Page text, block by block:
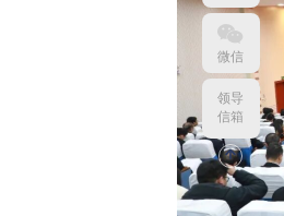
微信
领导
信箱